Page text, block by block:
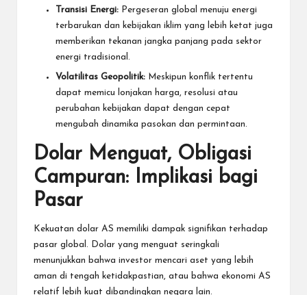
Transisi Energi: Pergeseran global menuju energi
terbarukan dan kebijakan iklim yang lebih ketat juga
memberikan tekanan jangka panjang pada sektor
energi tradisional.
Volatilitas Geopolitik: Meskipun konflik tertentu
dapat memicu lonjakan harga, resolusi atau
perubahan kebijakan dapat dengan cepat
mengubah dinamika pasokan dan permintaan.
Dolar Menguat, Obligasi
Campuran: Implikasi bagi
Pasar
Kekuatan dolar AS memiliki dampak signifikan terhadap
pasar global. Dolar yang menguat seringkali
menunjukkan bahwa investor mencari aset yang lebih
aman di tengah ketidakpastian, atau bahwa ekonomi AS
relatif lebih kuat dibandingkan negara lain.